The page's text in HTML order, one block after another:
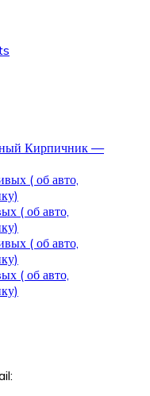
Кирпичник —
( об авто,
( об авто,
( об авто,
( об авто,